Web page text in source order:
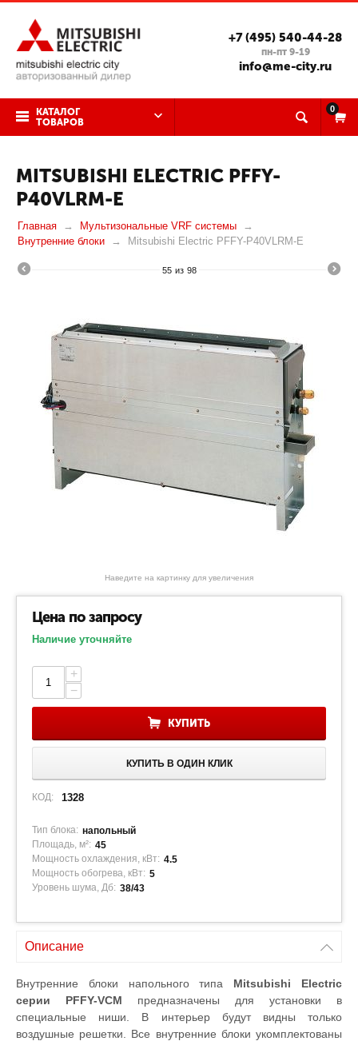
+7 (495) 540-44-28
пн-пт 9-19
info@me-city.ru
КАТАЛОГ
ТОВАРОВ
0
MITSUBISHI ELECTRIC PFFY-
P40VLRM-E
Главная
Мультизональные VRF системы
Внутренние блоки
Mitsubishi Electric PFFY-P40VLRM-E
55 из 98
Наведите на картинку для увеличения
Цена по запросу
Наличие уточняйте
+
−
КУПИТЬ
КУПИТЬ В ОДИН КЛИК
КОД: 1328
Тип блока: напольный
Площадь, м²: 45
Мощность охлаждения, кВт: 4.5
Мощность обогрева, кВт: 5
Уровень шума, Дб: 38/43
Описание
Внутренние блоки напольного типа Mitsubishi Electric
серии PFFY-VCM предназначены для установки в
специальные ниши. В интерьер будут видны только
воздушные решетки. Все внутренние блоки укомплектованы